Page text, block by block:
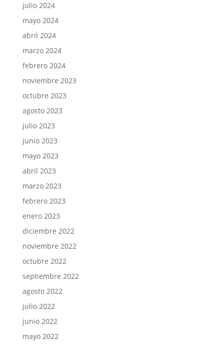
julio 2024
mayo 2024
abril 2024
marzo 2024
febrero 2024
noviembre 2023
octubre 2023
agosto 2023
julio 2023
junio 2023
mayo 2023
abril 2023
marzo 2023
febrero 2023
enero 2023
diciembre 2022
noviembre 2022
octubre 2022
septiembre 2022
agosto 2022
julio 2022
junio 2022
mayo 2022